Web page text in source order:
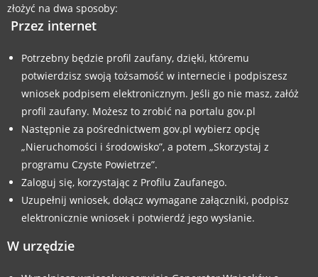
złożyć na dwa sposoby:
Przez internet
Potrzebny będzie profil zaufany, dzięki, któremu
potwierdzisz swoją tożsamość w internecie i podpiszesz
wniosek podpisem elektronicznym. Jeśli go nie masz, załóż
profil zaufany. Możesz to zrobić na portalu gov.pl
Następnie za pośrednictwem gov.pl wybierz opcję
„Nieruchomości i środowisko”, a potem „Skorzystaj z
programu Czyste Powietrze”.
Zaloguj się, korzystając z Profilu Zaufanego.
Uzupełnij wniosek, dołącz wymagane załączniki, podpisz
elektronicznie wniosek i potwierdź jego wysłanie.
W urzędzie